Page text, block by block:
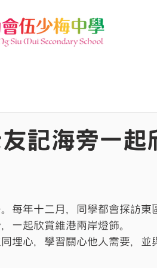
記海旁一起
每年十二月，同學都會探訪
一起欣賞維港兩岸燈飾。
埋心，學習關心他人需要，並